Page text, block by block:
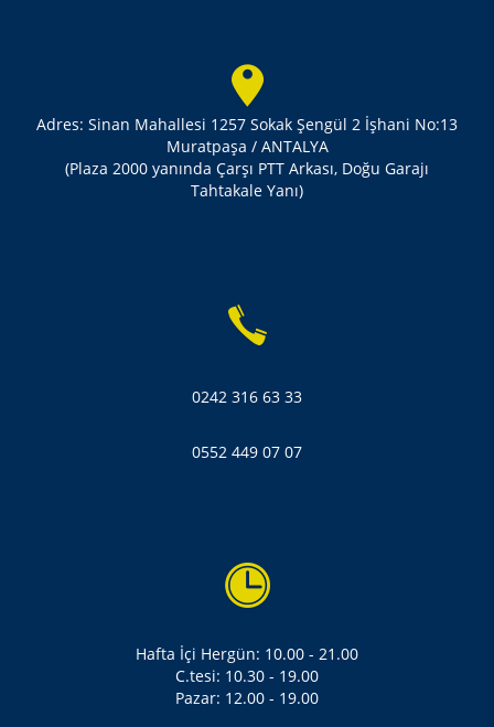
Adres: Sinan Mahallesi 1257 Sokak Şengül 2 İşhani No:13
Muratpaşa / ANTALYA
(Plaza 2000 yanında Çarşı PTT Arkası, Doğu Garajı
Tahtakale Yanı)
0242 316 63 33
0552 449 07 07
Hafta İçi Hergün: 10.00 - 21.00
C.tesi: 10.30 - 19.00
Pazar: 12.00 - 19.00